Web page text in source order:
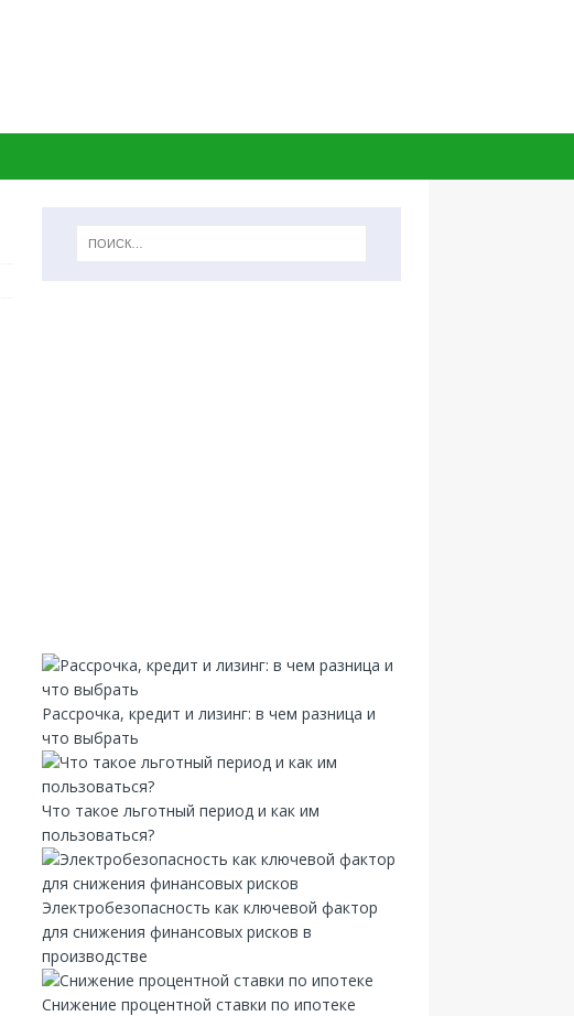
Рассрочка, кредит и лизинг: в чем разница и
что выбрать
Что такое льготный период и как им
пользоваться?
Электробезопасность как ключевой фактор
для снижения финансовых рисков в
производстве
Снижение процентной ставки по ипотеке